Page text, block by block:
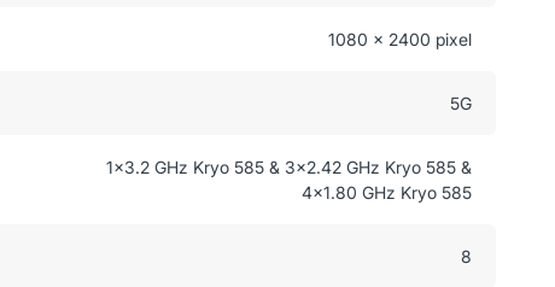
1080 x 2400 pixel
5G
1x3.2 GHz Kryo 585 & 3x2.42 GHz Kryo 585 &
4x1.80 GHz Kryo 585
8